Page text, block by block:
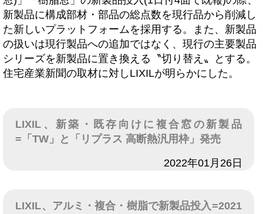
新製品に構成部材・部品の総点数を現行品から削減し
た新しいプラットフォームを採用する。また、新製品
の扱いは現行製品への追加ではなく、現行の主要製品
シリーズを新製品に置き換える〝切り替え〟とする。
住宅産業新聞の取材に対しLIXILが明らかにした。
LIXIL、新築・既存向けに複合窓の新製品
=「TW」と「リプラス 高断熱汎用枠」発売
2022年01月26日
LIXIL、アルミ・複合・樹脂で新製品投入=2021